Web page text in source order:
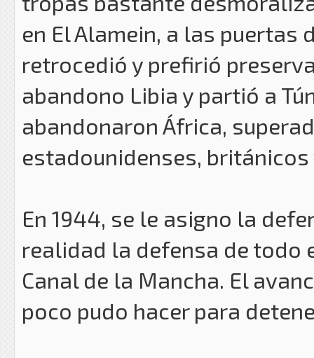
en El Alamein, a las puertas
retrocedió y prefirió
abandono Libia y partió a
abandonaron África,
estadounidenses, británicos
En 1944, se le asigno la
realidad la defensa de todo
Canal de la Mancha. El
poco pudo hacer para